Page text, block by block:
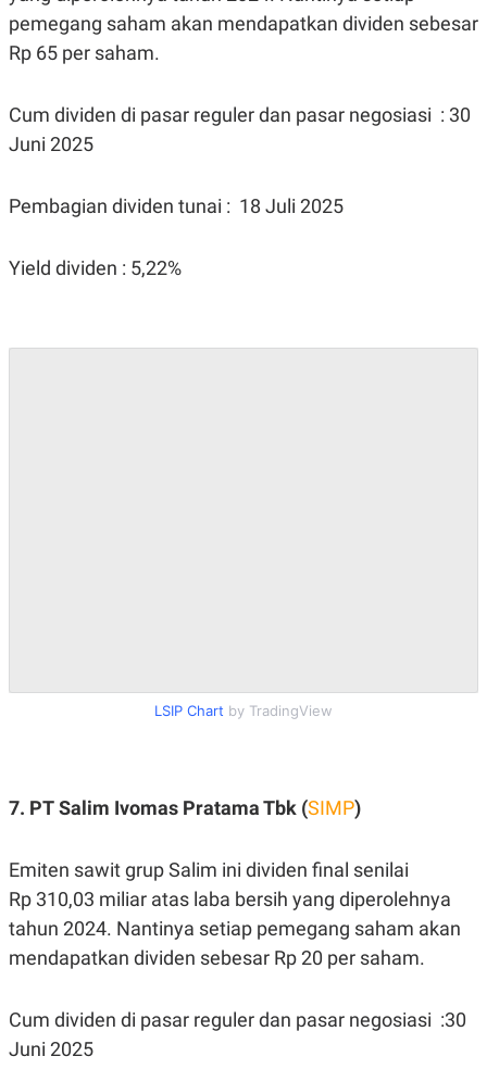
pemegang saham akan mendapatkan dividen sebesar
Rp 65 per saham.
Cum dividen di pasar reguler dan pasar negosiasi : 30
Juni 2025
Pembagian dividen tunai : 18 Juli 2025
Yield dividen : 5,22%
LSIP Chart by TradingView
7. PT Salim Ivomas Pratama Tbk (SIMP)
Emiten sawit grup Salim ini dividen final senilai
Rp 310,03 miliar atas laba bersih yang diperolehnya
tahun 2024. Nantinya setiap pemegang saham akan
mendapatkan dividen sebesar Rp 20 per saham.
Cum dividen di pasar reguler dan pasar negosiasi :30
Juni 2025